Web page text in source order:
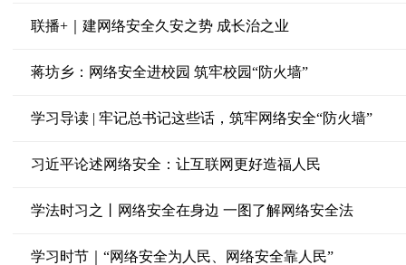
联播+｜建网络安全久安之势 成长治之业
蒋坊乡：网络安全进校园 筑牢校园“防火墙”
学习导读 | 牢记总书记这些话，筑牢网络安全“防火墙”
习近平论述网络安全：让互联网更好造福人民
学法时习之丨网络安全在身边 一图了解网络安全法
学习时节｜“网络安全为人民、网络安全靠人民”